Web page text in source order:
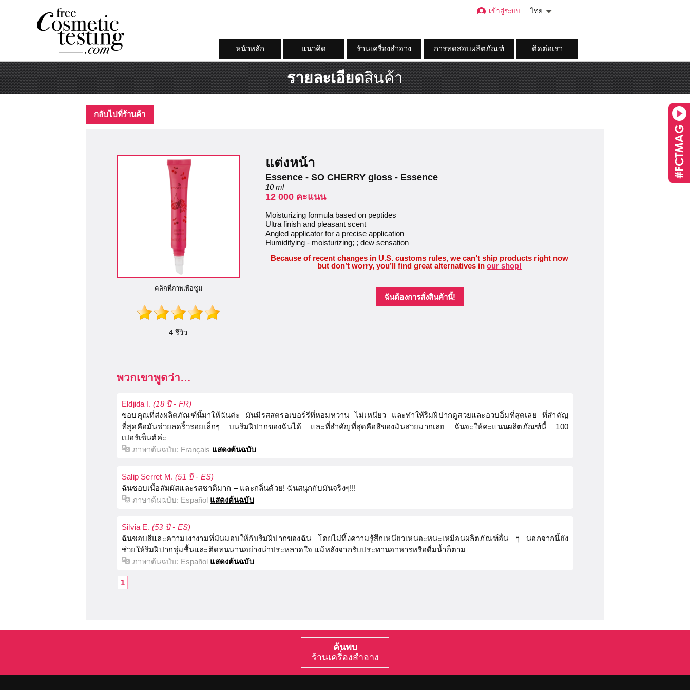
หน้าหลัก แนวคิด ร้านเครื่องสำอาง การทดสอบผลิตภัณฑ์ ติดต่อเรา
เข้าสู่ระบบ ไทย
รายละเอียดสินค้า
กลับไปที่ร้านค้า
คลิกที่ภาพเพื่อซูม
4 รีวิว
แต่งหน้า
Essence - SO CHERRY gloss - Essence
10 ml
12 000 คะแนน
Moisturizing formula based on peptides
Ultra finish and pleasant scent
Angled applicator for a precise application
Humidifying - moisturizing; ; dew sensation
Because of recent changes in U.S. customs rules, we can’t ship products right now
but don’t worry, you’ll find great alternatives in our shop!
ฉันต้องการสั่งสินค้านี้!
พวกเขาพูดว่า…
Eldjida I.(18 ปี - FR)
ขอบคุณที่ส่งผลิตภัณฑ์นี้มาให้ฉันค่ะ มันมีรสสตรอเบอร์รีที่หอมหวาน ไม่เหนียว และทำให้ริมฝีปากดูสวยและอวบอิ่มที่สุดเลย ที่สำคัญ
ที่สุดคือมันช่วยลดริ้วรอยเล็กๆ บนริมฝีปากของฉันได้ และที่สำคัญที่สุดคือสีของมันสวยมากเลย ฉันจะให้คะแนนผลิตภัณฑ์นี้ 100
เปอร์เซ็นต์ค่ะ
ภาษาต้นฉบับ: Français แสดงต้นฉบับ
Salip Serret M.(51 ปี - ES)
ฉันชอบเนื้อสัมผัสและรสชาติมาก – และกลิ่นด้วย! ฉันสนุกกับมันจริงๆ!!!
ภาษาต้นฉบับ: Español แสดงต้นฉบับ
Silvia E. (53 ปี - ES)
ฉันชอบสีและความเงางามที่มันมอบให้กับริมฝีปากของฉัน โดยไม่ทิ้งความรู้สึกเหนียวเหนอะหนะเหมือนผลิตภัณฑ์อื่น ๆ นอกจากนี้ยัง
ช่วยให้ริมฝีปากชุ่มชื้นและติดทนนานอย่างน่าประหลาดใจ แม้หลังจากรับประทานอาหารหรือดื่มน้ำก็ตาม
ภาษาต้นฉบับ: Español แสดงต้นฉบับ
1
ค้นพบ
ร้านเครื่องสำอาง